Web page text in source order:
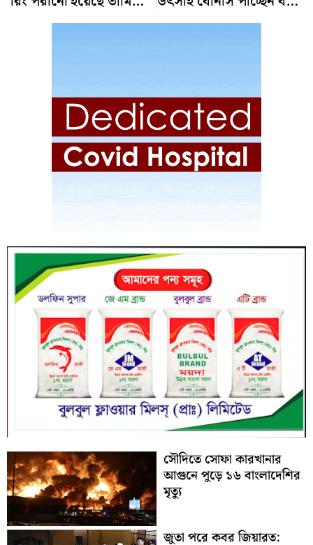
সৌদিতে সোফা কারখানার
আগুনে পুড়ে ১৬ বাংলাদেশির
মৃত্যু
জুতা পরে কবর জিয়ারত: